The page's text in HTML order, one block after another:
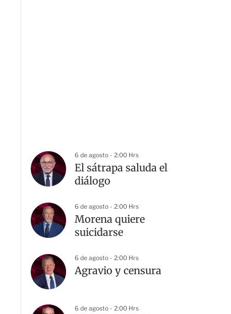
6 de agosto - 2:00 Hrs
El sátrapa saluda el
diálogo
6 de agosto - 2:00 Hrs
Morena quiere
suicidarse
6 de agosto - 2:00 Hrs
Agravio y censura
6 de agosto - 2:00 Hrs